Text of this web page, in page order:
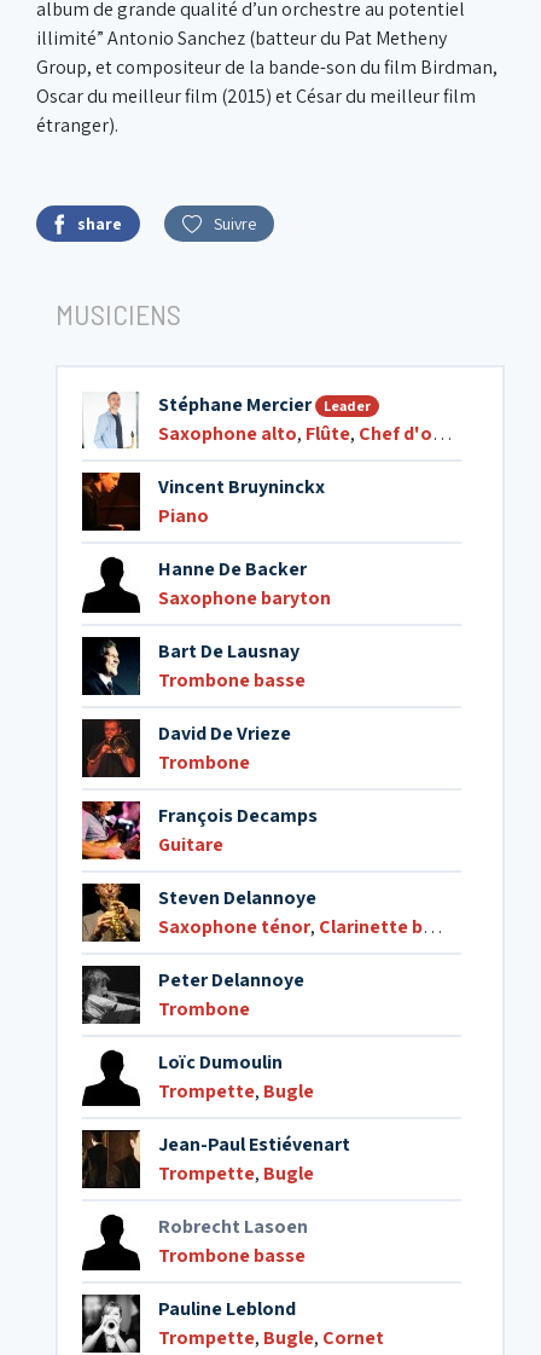
album de grande qualité d’un orchestre au potentiel
illimité” Antonio Sanchez (batteur du Pat Metheny
Group, et compositeur de la bande-son du film Birdman,
Oscar du meilleur film (2015) et César du meilleur film
étranger).
share Suivre
MUSICIENS
Stéphane Mercier Leader
Saxophone alto, Flûte, Chef d'orchestre
Vincent Bruyninckx
Piano
Hanne De Backer
Saxophone baryton
Bart De Lausnay
Trombone basse
David De Vrieze
Trombone
François Decamps
Guitare
Steven Delannoye
Saxophone ténor, Clarinette basse
Peter Delannoye
Trombone
Loïc Dumoulin
Trompette, Bugle
Jean-Paul Estiévenart
Trompette, Bugle
Robrecht Lasoen
Trombone basse
Pauline Leblond
Trompette, Bugle, Cornet